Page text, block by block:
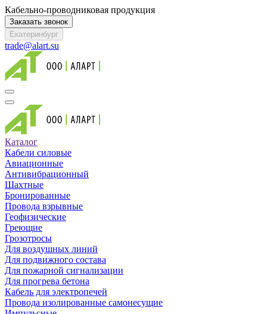
Кабельно-проводниковая продукция
Заказать звонок
Екатеринбург
trade@alart.su
Каталог
Кабели силовые
Авиационные
Антивибрационный
Шахтные
Бронированные
Провода взрывные
Геофизические
Греющие
Грозотросы
Для воздушных линий
Для подвижного состава
Для пожарной сигнализации
Для прогрева бетона
Кабель для электропечей
Провода изолированные самонесущие